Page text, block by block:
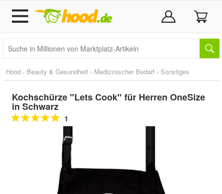
Hood › Beauty & Gesundheit › Medizinischer Bedarf › Sonstiges
Kochschürze "Lets Cook" für Herren OneSize
in Schwarz
1